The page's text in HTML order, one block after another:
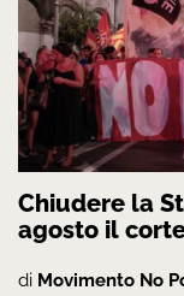
Chiudere la
agosto il
di Movimento No